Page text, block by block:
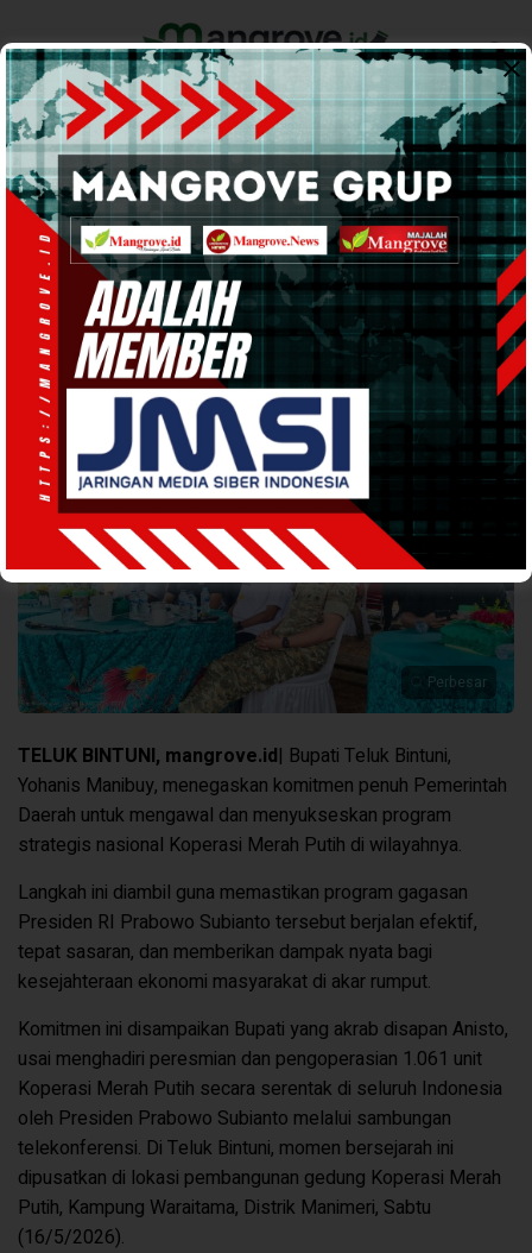
Home Pemerintahan Ekonomi & Bisnis Info Tanah Papua
Support by
PEMERINTAHAN· 16 Mei 202621:46WIB
Bupati Anisto Komitmen Kawal Penuh
Program Koperasi Merah Putih
Perbesar
TELUK BINTUNI, mangrove.id| Bupati Teluk Bintuni,
Yohanis Manibuy, menegaskan komitmen penuh Pemerintah
Daerah untuk mengawal dan menyukseskan program
strategis nasional Koperasi Merah Putih di wilayahnya.
Langkah ini diambil guna memastikan program gagasan
Presiden RI Prabowo Subianto tersebut berjalan efektif,
tepat sasaran, dan memberikan dampak nyata bagi
kesejahteraan ekonomi masyarakat di akar rumput.
Komitmen ini disampaikan Bupati yang akrab disapan Anisto,
usai menghadiri peresmian dan pengoperasian 1.061 unit
Koperasi Merah Putih secara serentak di seluruh Indonesia
oleh Presiden Prabowo Subianto melalui sambungan
telekonferensi. Di Teluk Bintuni, momen bersejarah ini
dipusatkan di lokasi pembangunan gedung Koperasi Merah
Putih, Kampung Waraitama, Distrik Manimeri, Sabtu
(16/5/2026).